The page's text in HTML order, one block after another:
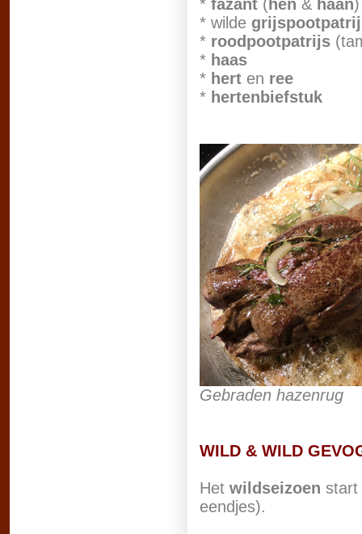
* fazant (hen & haan
* wilde
* roodpootpatrijs
* haas
* hert en ree
* hertenbiefstuk
Gebraden hazenrug
WILD & WILD
Het wildseizoen
eendjes).